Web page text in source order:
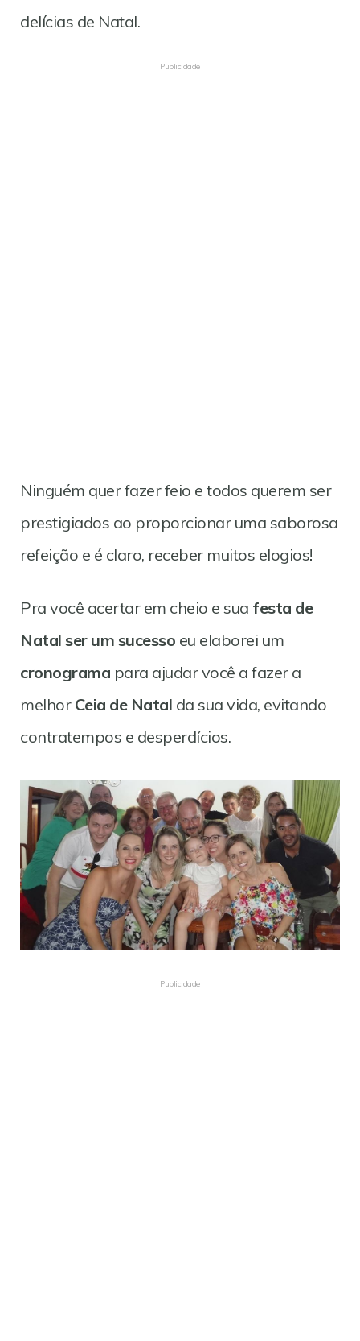
delícias de Natal.
Publicidade
Ninguém quer fazer feio e todos querem ser
prestigiados ao proporcionar uma saborosa
refeição e é claro, receber muitos elogios!
Pra você acertar em cheio e sua festa de
Natal ser um sucesso eu elaborei um
cronograma para ajudar você a fazer a
melhor Ceia de Natal da sua vida, evitando
contratempos e desperdícios.
Publicidade